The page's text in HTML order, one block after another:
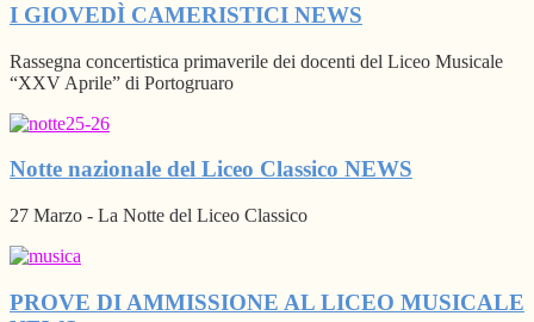
I GIOVEDÌ CAMERISTICI NEWS
Rassegna concertistica primaverile dei docenti del Liceo Musicale
“XXV Aprile” di Portogruaro
Notte nazionale del Liceo Classico NEWS
27 Marzo - La Notte del Liceo Classico
PROVE DI AMMISSIONE AL LICEO MUSICALE